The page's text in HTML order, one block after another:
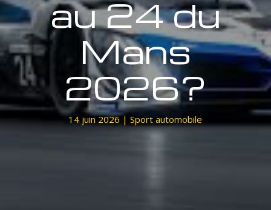
au 24 du
Mans
2026?
14 juin 2026|Sport automobile